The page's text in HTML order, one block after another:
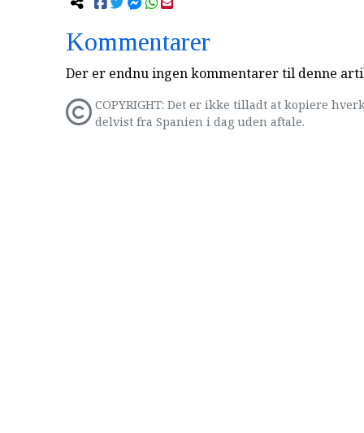
Kommentarer
Der er endnu ingen kommentarer til denne
COPYRIGHT: Det er ikke tilladt at kopiere
delvist fra Spanien i dag uden aftale.